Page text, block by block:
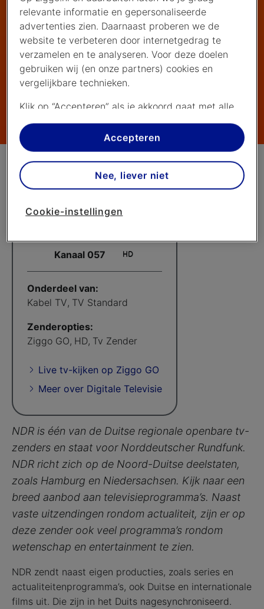
NDR is één van de Duitse regionale openbare tv-
zenders en staat voor Norddeutscher Rundfunk.
NDR richt zich op de Noord-Duitse deelstaten,
zoals Hamburg en Niedersachsen. Kijk naar een
breed aanbod aan televisieprogramma’s. Naast
vaste uitzendingen rondom actualiteit, zijn er op
deze zender ook veel programma’s rondom
wetenschap en entertainment te zien.
NDR zendt naast eigen producties, zoals series en
actualiteitenprogramma’s, ook Duitse en internationale
films uit. Die zijn in het Duits nagesynchroniseerd.
Kanaal 057
Onderdeel van:
Kabel TV, TV Standard
Zenderopties:
Ziggo GO, HD, Tv Zender
Live tv-kijken op Ziggo GO
Meer over Digitale Televisie
relevante informatie en gepersonaliseerde
advertenties zien. Daarnaast proberen we de
website te verbeteren door internetgedrag te
verzamelen en te analyseren. Voor deze doelen
gebruiken wij (en onze partners) cookies en
vergelijkbare technieken.
Klik op “Accepteren” als je akkoord gaat met alle
cookies. Kies je voor “Nee, liever niet”, dan
plaatsen we alleen strikt noodzakelijke cookies om
de website goed te laten werken. Dat betekent
dat we geen vormen van personalisatie
toepassen.
cookies worden geplaatst. Je kan je keuze altijd
privacy beleidlees je meer over hoe we omgaan
met jouw privacy.
Accepteren
Nee, liever niet
Cookie-instellingen